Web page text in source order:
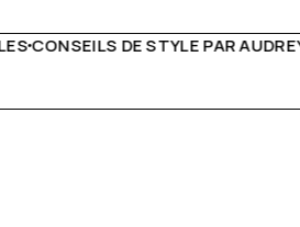
LIVRAISON PARTOUT EN